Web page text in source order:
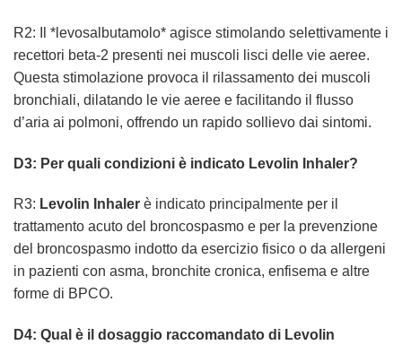
R2: Il *levosalbutamolo* agisce stimolando selettivamente i
recettori beta-2 presenti nei muscoli lisci delle vie aeree.
Questa stimolazione provoca il rilassamento dei muscoli
bronchiali, dilatando le vie aeree e facilitando il flusso
d’aria ai polmoni, offrendo un rapido sollievo dai sintomi.
D3: Per quali condizioni è indicato Levolin Inhaler?
R3: Levolin Inhaler è indicato principalmente per il
trattamento acuto del broncospasmo e per la prevenzione
del broncospasmo indotto da esercizio fisico o da allergeni
in pazienti con asma, bronchite cronica, enfisema e altre
forme di BPCO.
D4: Qual è il dosaggio raccomandato di Levolin